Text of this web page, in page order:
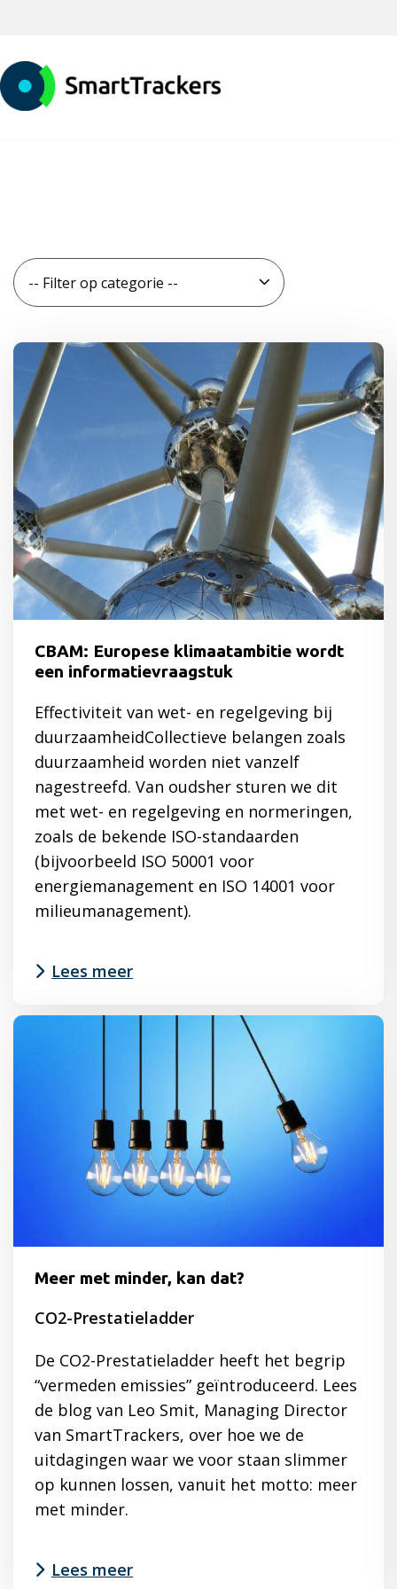
CBAM: Europese klimaatambitie wordt
een informatievraagstuk
Effectiviteit van wet- en regelgeving bij
duurzaamheidCollectieve belangen zoals
duurzaamheid worden niet vanzelf
nagestreefd. Van oudsher sturen we dit
met wet- en regelgeving en normeringen,
zoals de bekende ISO-standaarden
(bijvoorbeeld ISO 50001 voor
energiemanagement en ISO 14001 voor
milieumanagement).
Lees meer
Lees
klimaatambitie
Meer met minder, kan dat?
CO2-Prestatieladder
De CO2-Prestatieladder heeft het begrip
“vermeden emissies” geïntroduceerd. Lees
de blog van Leo Smit, Managing Director
van SmartTrackers, over hoe we de
uitdagingen waar we voor staan slimmer
op kunnen lossen, vanuit het motto: meer
met minder.
Lees meer